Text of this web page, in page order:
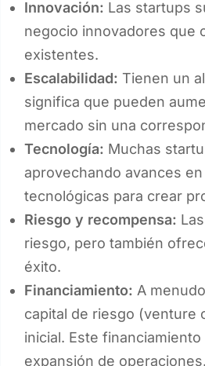
Innovación: Las startups
negocio innovadores que
existentes.
Escalabilidad: Tienen un
significa que pueden
mercado sin una
Tecnología: Muchas
aprovechando avances
tecnológicas para crear
Riesgo y recompensa:
riesgo, pero también
éxito.
Financiamiento: A
capital de riesgo (venture
inicial. Este
expansión de operaciones.